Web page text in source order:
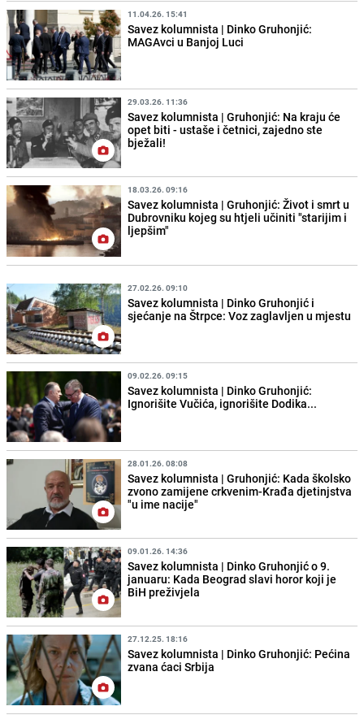
11.04.26. 15:41
Savez kolumnista | Dinko Gruhonjić:
MAGAvci u Banjoj Luci
29.03.26. 11:36
Savez kolumnista | Gruhonjić: Na kraju će
opet biti - ustaše i četnici, zajedno ste
bježali!
18.03.26. 09:16
Savez kolumnista | Gruhonjić: Život i smrt u
Dubrovniku kojeg su htjeli učiniti "starijim i
ljepšim"
27.02.26. 09:10
Savez kolumnista | Dinko Gruhonjić i
sjećanje na Štrpce: Voz zaglavljen u mjestu
09.02.26. 09:15
Savez kolumnista | Dinko Gruhonjić:
Ignorišite Vučića, ignorišite Dodika...
28.01.26. 08:08
Savez kolumnista | Gruhonjić: Kada školsko
zvono zamijene crkvenim-Krađa djetinjstva
"u ime nacije"
09.01.26. 14:36
Savez kolumnista | Dinko Gruhonjić o 9.
januaru: Kada Beograd slavi horor koji je
BiH preživjela
27.12.25. 18:16
Savez kolumnista | Dinko Gruhonjić: Pećina
zvana ćaci Srbija